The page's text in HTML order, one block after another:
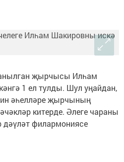
җырчысы Илһам
1 ел тулды. Шул уңайдан,
әһелләре җырчының
китерде. Әлеге чараны
дәүләт филармониясе